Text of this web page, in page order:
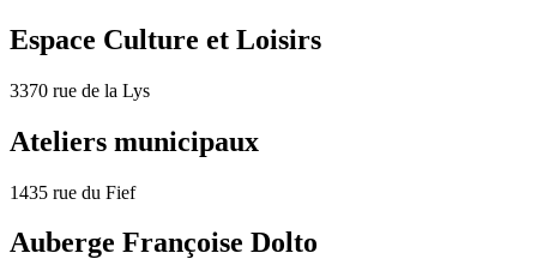
Espace Culture et Loisirs
3370 rue de la Lys
Ateliers municipaux
1435 rue du Fief
Auberge Françoise Dolto